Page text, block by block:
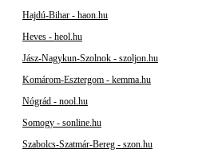
Hajdú-Bihar - haon.hu
Heves - heol.hu
Jász-Nagykun-Szolnok - szoljon.hu
Komárom-Esztergom - kemma.hu
Nógrád - nool.hu
Somogy - sonline.hu
Szabolcs-Szatmár-Bereg - szon.hu